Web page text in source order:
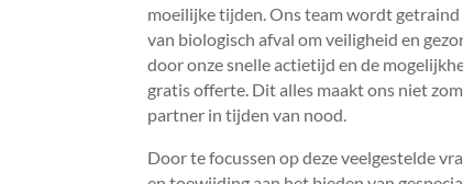
moeilijke tijden.​ Ons team wordt
van biologisch afval om veiligheid en
door onze snelle actietijd en de
gratis offerte.​ Dit alles maakt ons niet
partner in tijden van nood.​
Door te focussen op deze veelgestelde